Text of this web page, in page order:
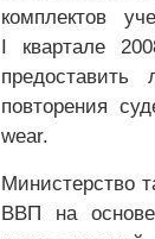
комплектов
I квартале
предоставить
повторения
wear.
Министерство
ВВП на